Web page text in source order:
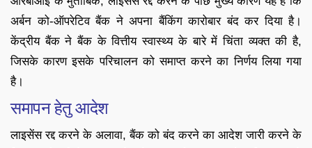
अर्बन को-ऑपरेटिव बैंक ने अपना बैंकिंग कारोबार बंद कर दिया है।
केंद्रीय बैंक ने बैंक के वित्तीय स्वास्थ्य के बारे में चिंता व्यक्त की है,
जिसके कारण इसके परिचालन को समाप्त करने का निर्णय लिया गया
है।
समापन हेतु आदेश
लाइसेंस रद्द करने के अलावा, बैंक को बंद करने का आदेश जारी करने के